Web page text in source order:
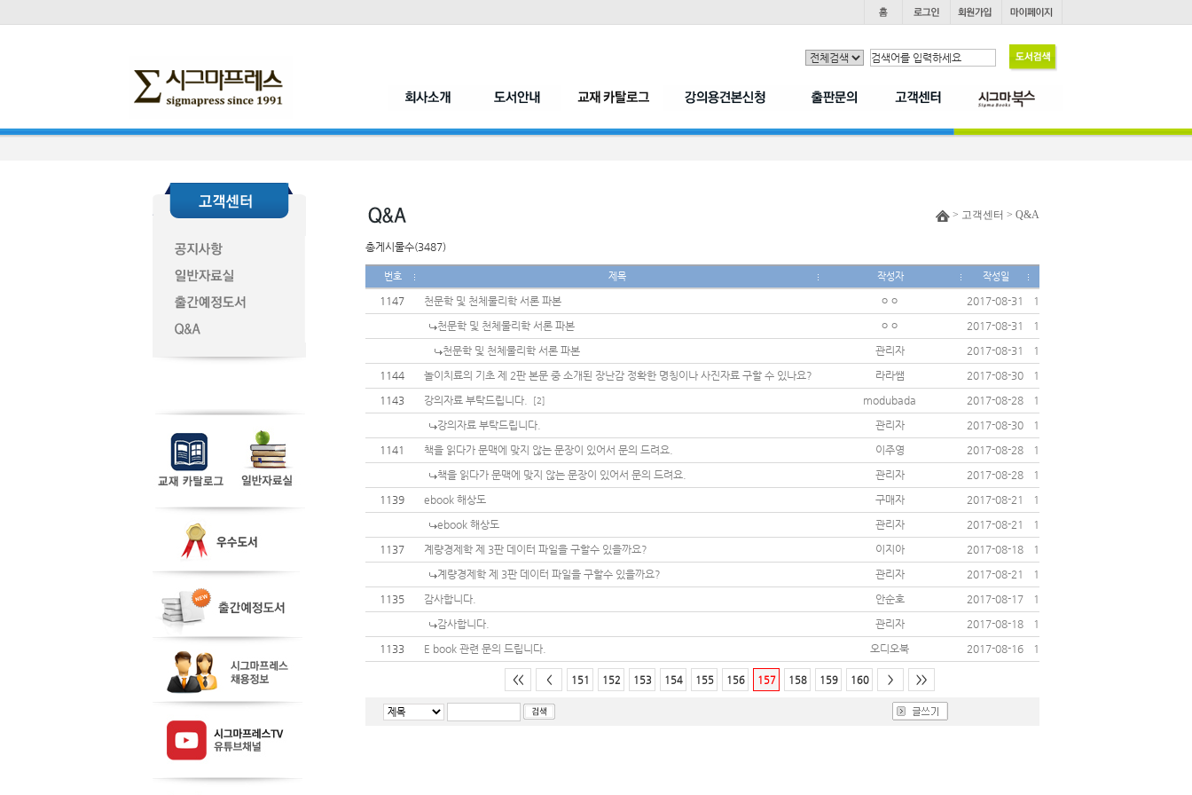
> 고객센터 > Q&A
총게시물수(3487)
번호 제목 작성자 작성일
1147 천문학 및 천체물리학 서론 파본 ㅇㅇ 2017-08-31
14365
천문학 및 천체물리학 서론 파본
ㅇㅇ 2017-08-31
12523
천문학 및 천체물리학 서론 파본
관리자 2017-08-31
12054
1144
놀이치료의 기초 제 2판 본문 중 소개된 장난감 정확한 명칭이나 사진자료 구할 수 있나요? 라라쌤 2017-08-30
17837
1143
강의자료 부탁드립니다. [2] modubada 2017-08-28
13238
강의자료 부탁드립니다.
관리자 2017-08-30
12062
1141
책을 읽다가 문맥에 맞지 않는 문장이 있어서 문의 드려요. 이주영 2017-08-28
11769
책을 읽다가 문맥에 맞지 않는 문장이 있어서 문의 드려요.
관리자 2017-08-28
12479
1139
ebook 해상도 구매자 2017-08-21
18977
ebook 해상도
관리자 2017-08-21
12088
1137
계량경제학 제 3판 데이터 파일을 구할수 있을까요? 이지아 2017-08-18
11522
계량경제학 제 3판 데이터 파일을 구할수 있을까요?
관리자 2017-08-21
11855
1135
감사합니다. 안순호 2017-08-17
12098
감사합니다.
관리자 2017-08-18
11592
1133
E book 관련 문의 드립니다. 오디오북 2017-08-16 11893
<< < 151 152 153 154 155 156 157 158 159 160 > >>